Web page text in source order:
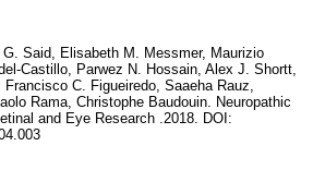
Said, Elisabeth M. Messmer, Maurizio
Castillo, Parwez N. Hossain, Alex J. Shortt,
C. Figueiredo, Saaeha Rauz,
Rama, Christophe Baudouin. Neuropathic
and Eye Research .2018. DOI: